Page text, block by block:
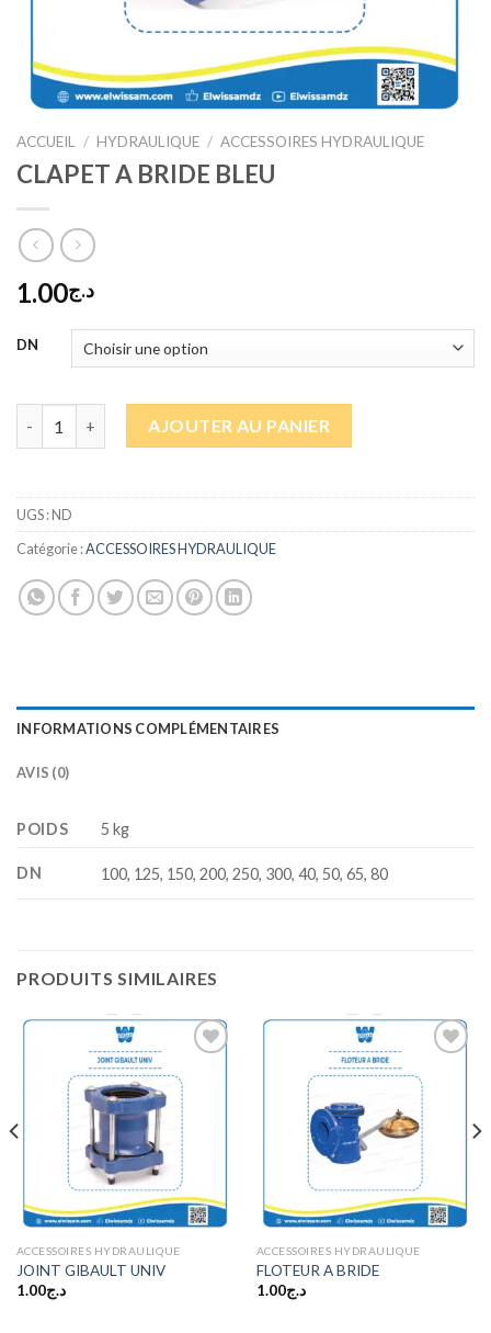
ACCUEIL / HYDRAULIQUE / ACCESSOIRES HYDRAULIQUE
CLAPET A BRIDE BLEU
د.ج1.00
DN
quantité de CLAPET A BRIDE BLEU
AJOUTER AU PANIER
UGS :ND
Catégorie :ACCESSOIRES HYDRAULIQUE
INFORMATIONS COMPLÉMENTAIRES
AVIS (0)
POIDS 5 kg
DN 100, 125, 150, 200, 250, 300, 40, 50, 65, 80
PRODUITS SIMILAIRES
Ajouter
wishlist
ACCESSOIRES HYDRAULIQUE
JOINT GIBAULT UNIV
د.ج1.00
Ajouter
wishlist
ACCESSOIRES HYDRAULIQUE
FLOTEUR A BRIDE
د.ج1.00